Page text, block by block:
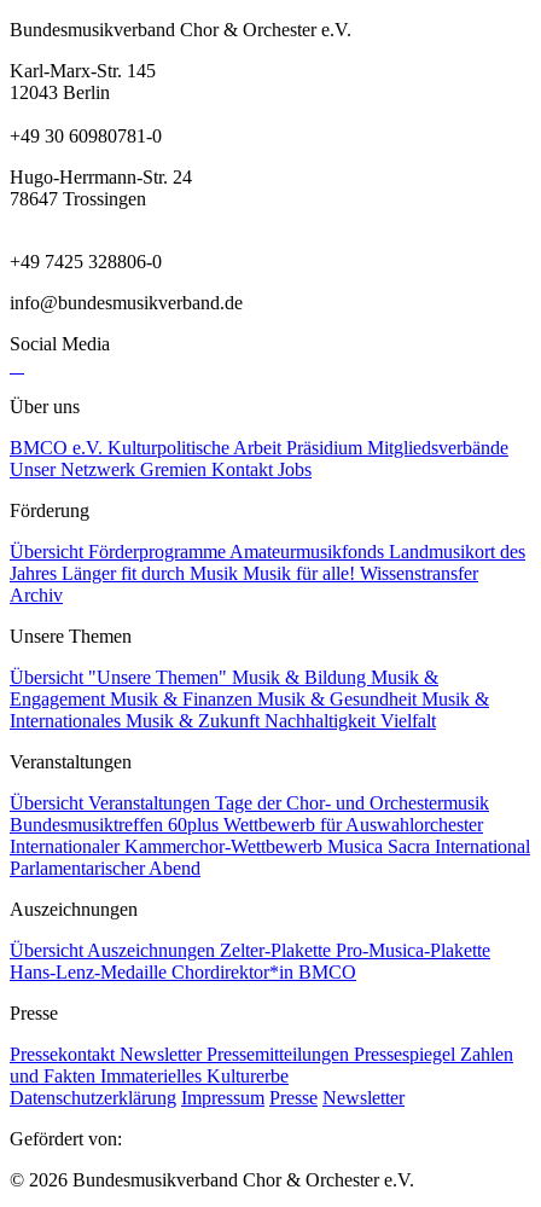
Bundesmusikverband Chor & Orchester e.V.
Karl-Marx-Str. 145
12043 Berlin
+49 30 60980781-0
Hugo-Herrmann-Str. 24
78647 Trossingen
+49 7425 328806-0
info@bundesmusikverband.de
Social Media
Über uns
BMCO e.V. Kulturpolitische Arbeit Präsidium Mitgliedsverbände
Unser Netzwerk Gremien Kontakt Jobs
Förderung
Übersicht Förderprogramme Amateurmusikfonds Landmusikort des
Jahres Länger fit durch Musik Musik für alle! Wissenstransfer
Archiv
Unsere Themen
Übersicht "Unsere Themen" Musik & Bildung Musik &
Engagement Musik & Finanzen Musik & Gesundheit Musik &
Internationales Musik & Zukunft Nachhaltigkeit Vielfalt
Veranstaltungen
Übersicht Veranstaltungen Tage der Chor- und Orchestermusik
Bundesmusiktreffen 60plus Wettbewerb für Auswahlorchester
Internationaler Kammerchor-Wettbewerb Musica Sacra International
Parlamentarischer Abend
Auszeichnungen
Übersicht Auszeichnungen Zelter-Plakette Pro-Musica-Plakette
Hans-Lenz-Medaille Chordirektor*in BMCO
Presse
Pressekontakt NewsletterPressemitteilungen Pressespiegel Zahlen
und Fakten Immaterielles Kulturerbe
Datenschutzerklärung Impressum Presse Newsletter
Gefördert von:
© 2026 Bundesmusikverband Chor & Orchester e.V.